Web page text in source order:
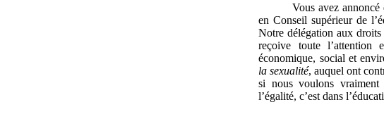
Vous avez annoncé
en Conseil supérieur de
Notre délégation aux
reçoive toute
économique, social et
la sexualité, auquel ont
si nous voulons
l’égalité, c’est dans